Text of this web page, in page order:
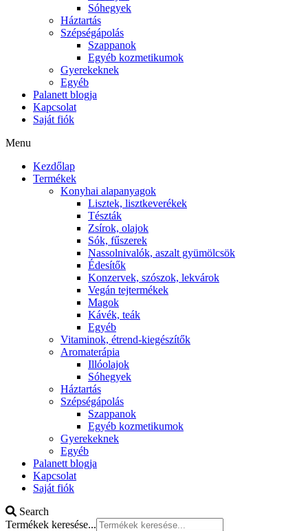
Sóhegyek
Háztartás
Szépségápolás
Szappanok
Egyéb kozmetikumok
Gyerekeknek
Egyéb
Palanett blogja
Kapcsolat
Saját fiók
Menu
Kezdőlap
Termékek
Konyhai alapanyagok
Lisztek, lisztkeverékek
Tészták
Zsírok, olajok
Sók, fűszerek
Nassolnivalók, aszalt gyümölcsök
Édesítők
Konzervek, szószok, lekvárok
Vegán tejtermékek
Magok
Kávék, teák
Egyéb
Vitaminok, étrend-kiegészítők
Aromaterápia
Illóolajok
Sóhegyek
Háztartás
Szépségápolás
Szappanok
Egyéb kozmetikumok
Gyerekeknek
Egyéb
Palanett blogja
Kapcsolat
Saját fiók
Search
Termékek keresése...